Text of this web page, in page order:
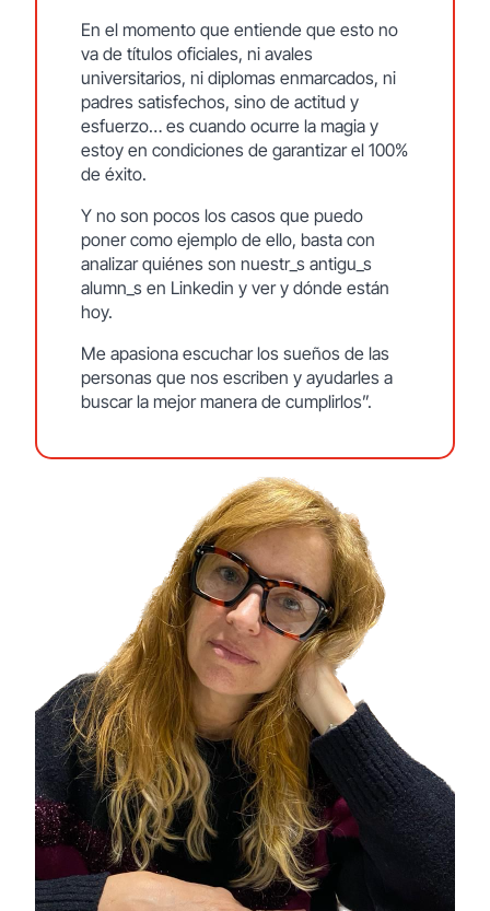
En el momento que entiende que esto no
va de títulos oficiales, ni avales
universitarios, ni diplomas enmarcados, ni
padres satisfechos, sino de actitud y
esfuerzo… es cuando ocurre la magia y
estoy en condiciones de garantizar el 100%
de éxito.
Y no son pocos los casos que puedo
poner como ejemplo de ello, basta con
analizar quiénes son nuestr_s antigu_s
alumn_s en Linkedin y ver y dónde están
hoy.
Me apasiona escuchar los sueños de las
personas que nos escriben y ayudarles a
buscar la mejor manera de cumplirlos”.